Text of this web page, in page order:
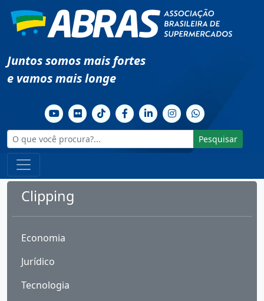
Juntos somos mais fortes
e vamos mais longe
Pesquisar
Clipping
Economia
Jurídico
Tecnologia